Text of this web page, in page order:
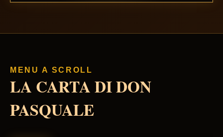
MENU A SCROLL
LA CARTA DI DON
PASQUALE